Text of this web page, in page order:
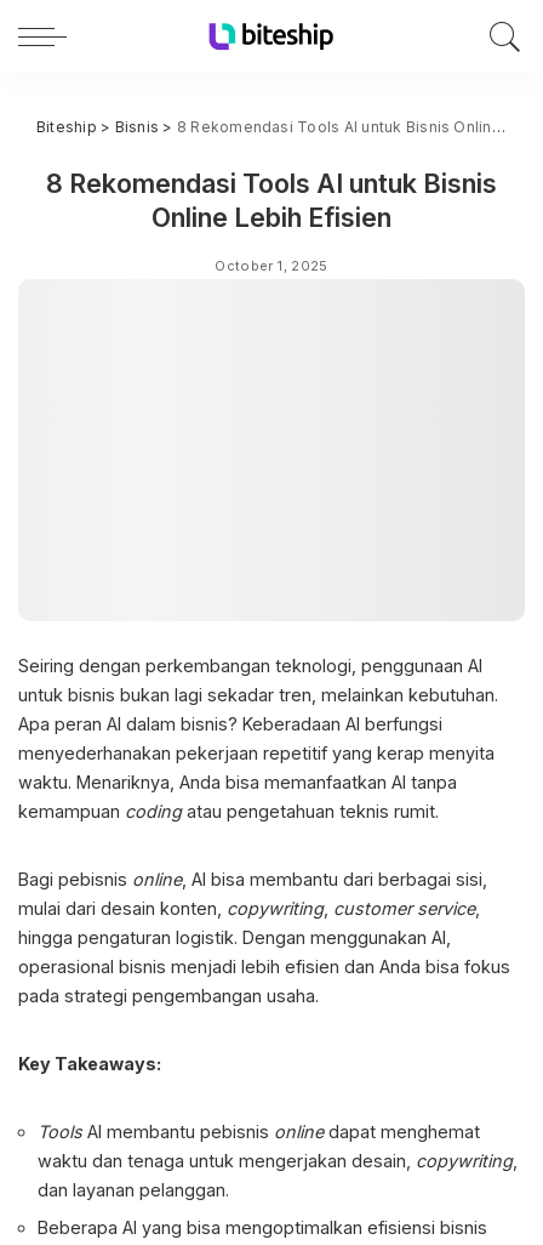
Biteship > Bisnis > 8 Rekomendasi Tools AI untuk Bisnis Online Lebih Efisien
8 Rekomendasi Tools AI untuk Bisnis
Online Lebih Efisien
October 1, 2025
Seiring dengan perkembangan teknologi, penggunaan AI
untuk bisnis bukan lagi sekadar tren, melainkan kebutuhan.
Apa peran AI dalam bisnis? Keberadaan AI berfungsi
menyederhanakan pekerjaan repetitif yang kerap menyita
waktu. Menariknya, Anda bisa memanfaatkan AI tanpa
kemampuan codingatau pengetahuan teknis rumit.
Bagi pebisnis online, AI bisa membantu dari berbagai sisi,
mulai dari desain konten, copywriting, customer service,
hingga pengaturan logistik. Dengan menggunakan AI,
operasional bisnis menjadi lebih efisien dan Anda bisa fokus
pada strategi pengembangan usaha.
Key Takeaways:
ToolsAI membantu pebisnis onlinedapat menghemat
waktu dan tenaga untuk mengerjakan desain, copywriting,
dan layanan pelanggan.
Beberapa AI yang bisa mengoptimalkan efisiensi bisnis